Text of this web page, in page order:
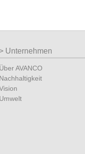
Unternehmen
Über AVANCO
Nachhaltigkeit
Umwelt